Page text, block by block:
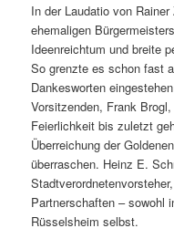
In der Laudatio von
ehemaligen
Ideenreichtum und breite
So grenzte es schon fast
Dankesworten
Vorsitzenden, Frank
Feierlichkeit bis zuletzt
Überreichung der
überraschen. Heinz E.
Partnerschaften – sowohl
Rüsselsheim selbst.